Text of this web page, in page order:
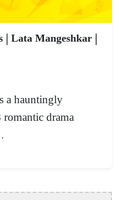
Lata Mangeshkar |
a hauntingly
drama